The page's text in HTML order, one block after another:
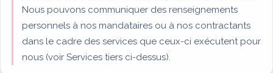
Nous pouvons communiquer des renseignements
personnels à nos mandataires ou à nos contractants
dans le cadre des services que ceux-ci exécutent pour
nous (voir Services tiers ci-dessus).